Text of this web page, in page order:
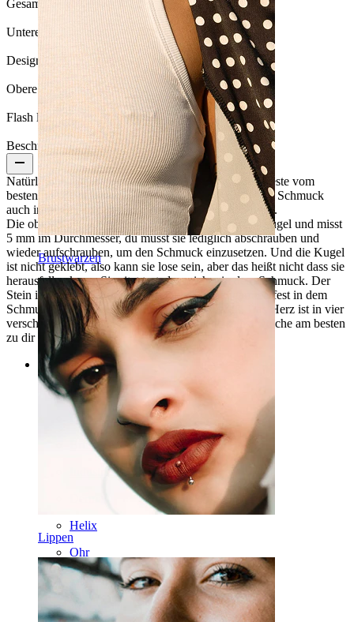
Brustwarzen
Lippen
Gesamtlänge: 23 mm.
Untere Kugel: 8 mm
Design Height: 8 mm
Obere Kugel: 5 mm
Flash label: 3 für 2
Beschreibung
Natürlich wünschst du dir für dein Piercing nur das beste vom
besten. Da Titan kein Nickel enthält, kannst du diesen Schmuck
auch in einem frisch gestochenen Piercing verwenden.
Die obere Kugel des Schmucks dient als Verschlusskugel und misst
5 mm im Durchmesser, du musst sie lediglich abschrauben und
wieder aufschrauben, um den Schmuck einzusetzen. Und die Kugel
ist nicht geklebt, also kann sie lose sein, aber das heißt nicht dass sie
herausfallen kann. Sie sitzt trotzdem sicher in dem Schmuck. Der
Stein ist herzförmig und wird mit kleinen Fangarmen fest in dem
Schmuck gehalten. Das Herz ist ca. 8 mm groß. Das Herz ist in vier
verschiedenen Farben erhältlich, entscheide selbst welche am besten
zu dir passt.
Kategorien
Bauchnabel
Lippen
Brustwarzen
Industrial
Helix
Ohr
Septum
14kt. Gold